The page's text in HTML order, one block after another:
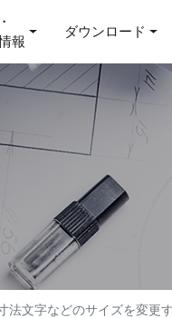
報
ダウンロード
法文字などのサイズを変更